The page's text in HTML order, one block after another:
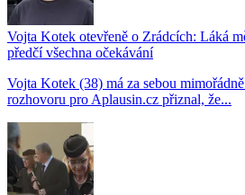
Vojta Kotek otevřeně o Zrádcích: Láká
předčí všechna očekávání
Vojta Kotek (38) má za sebou
rozhovoru pro Aplausin.cz přiznal, že...